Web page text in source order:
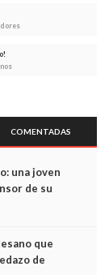
COMENTADAS
una joven
de su
que
de